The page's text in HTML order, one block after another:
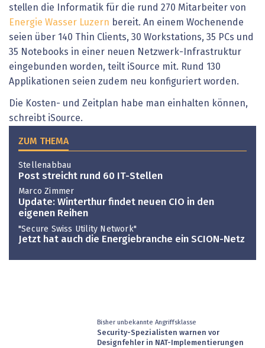
stellen die Informatik für die rund 270 Mitarbeiter von
Energie Wasser Luzern bereit. An einem Wochenende
seien über 140 Thin Clients, 30 Workstations, 35 PCs und
35 Notebooks in einer neuen Netzwerk-Infrastruktur
eingebunden worden, teilt iSource mit. Rund 130
Applikationen seien zudem neu konfiguriert worden.
Die Kosten- und Zeitplan habe man einhalten können,
schreibt iSource.
ZUM THEMA
Stellenabbau
Post streicht rund 60 IT-Stellen
Marco Zimmer
Update: Winterthur findet neuen CIO in den
eigenen Reihen
"Secure Swiss Utility Network"
Jetzt hat auch die Energiebranche ein SCION-Netz
Bisher unbekannte Angriffsklasse
Security-Spezialisten warnen vor
Designfehler in NAT-Implementierungen